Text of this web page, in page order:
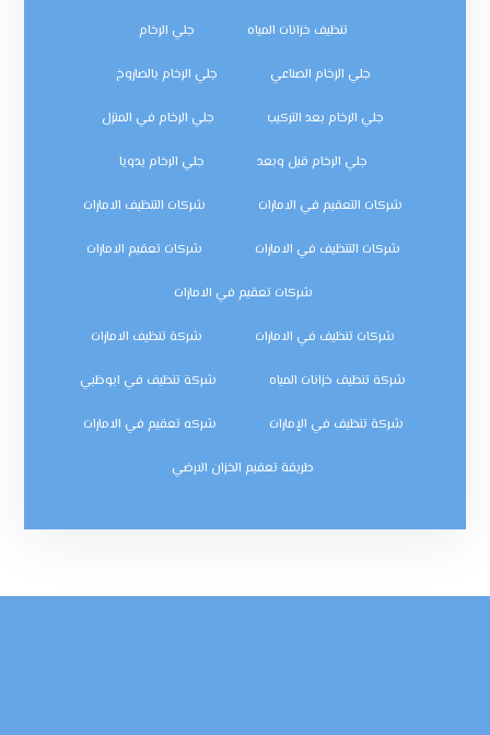
تنظيف خزانات المياه جلي الرخام
جلي الرخام الصناعي جلي الرخام بالصاروخ
جلي الرخام بعد التركيب جلي الرخام في المنزل
جلي الرخام قبل وبعد جلي الرخام يدويا
شركات التعقيم في الامارات شركات التنظيف الامارات
شركات التنظيف في الامارات شركات تعقيم الامارات
شركات تعقيم في الامارات
شركات تنظيف في الامارات شركة تنظيف الامارات
شركة تنظيف خزانات المياه شركة تنظيف في ابوظبي
شركة تنظيف في الإمارات شركه تعقيم في الامارات
طريقة تعقيم الخزان الارضي